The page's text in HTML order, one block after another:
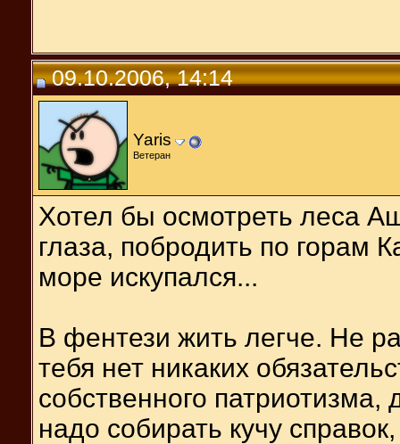
09.10.2006, 14:14
Yaris
Ветеран
Хотел бы осмотреть леса
глаза, побродить по горам
море искупался...
В фентези жить легче. Не
тебя нет никаких
собственного
надо собирать кучу